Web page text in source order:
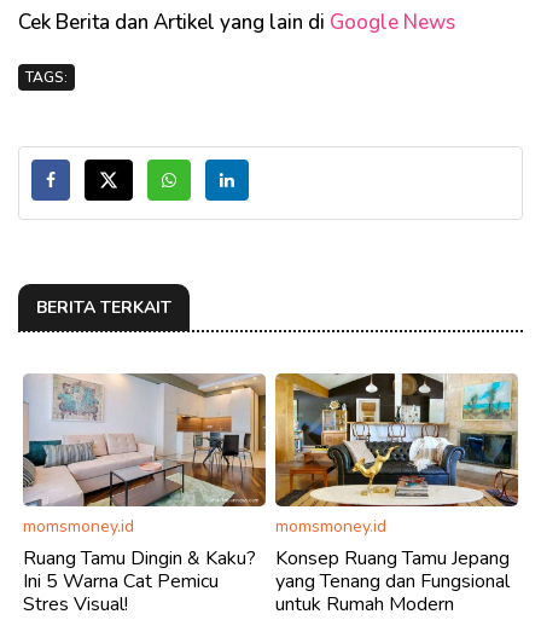
Cek Berita dan Artikel yang lain di Google News
TAGS:
BERITA TERKAIT
momsmoney.id
Ruang Tamu Dingin & Kaku?
Ini 5 Warna Cat Pemicu
Stres Visual!
momsmoney.id
Konsep Ruang Tamu Jepang
yang Tenang dan Fungsional
untuk Rumah Modern